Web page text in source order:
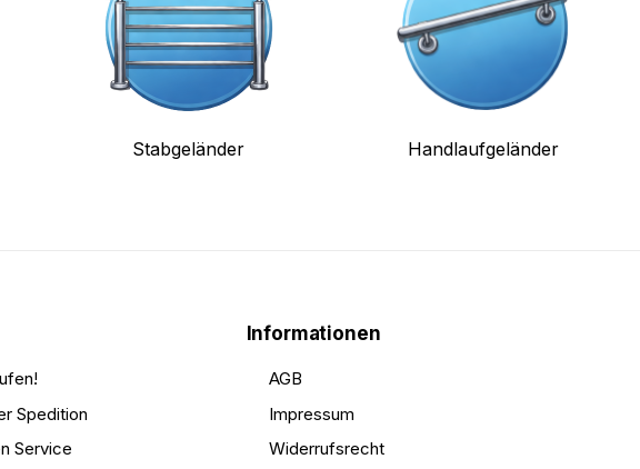
Stabgeländer Handlaufgeländer
Spedition
Service
Informationen
AGB
Impressum
Widerrufsrecht